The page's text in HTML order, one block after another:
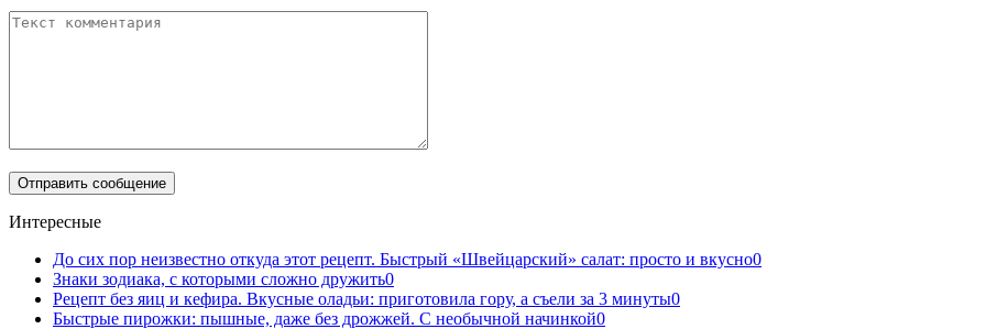
Интересные
До сих пор неизвестно откуда этот рецепт. Быстрый «Швейцарский» салат: просто и вкусно0
Знаки зодиака, с которыми сложно дружить0
Рецепт без яиц и кефира. Вкусные оладьи: приготовила гору, а съели за 3 минуты0
Быстрые пирожки: пышные, даже без дрожжей. С необычной начинкой0